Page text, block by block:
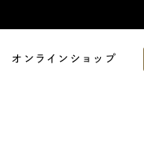
オンラインショップ